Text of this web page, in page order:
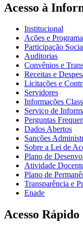
Acesso à
Institucional
Ações e
Participação
Auditorias
Convênios e
Receitas e
Licitações e
Servidores
Informações
Serviço de
Perguntas
Dados Abertos
Sanções
Sobre a Lei de
Plano de
Atividade
Plano de
Transparência e
Enade
Acesso Rápido